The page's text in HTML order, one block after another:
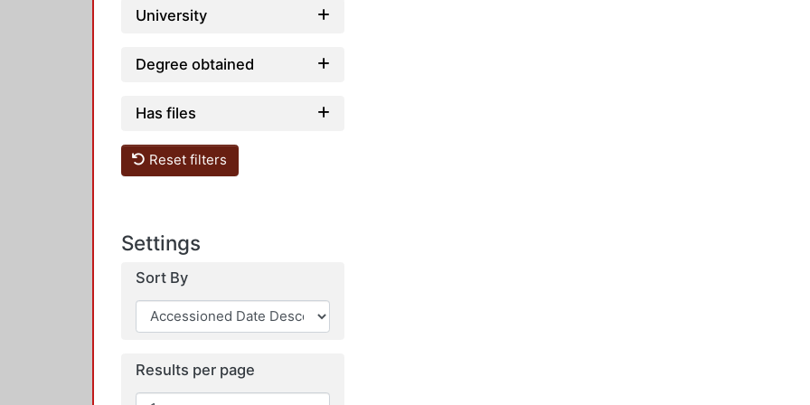
University
Degree obtained
Has files
Reset filters
Settings
Sort By
Results per page